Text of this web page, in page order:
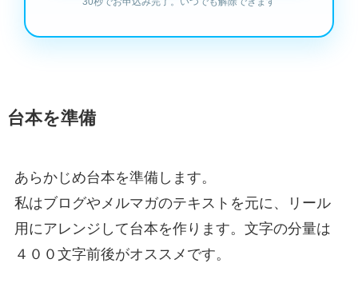
台本を準備
あらかじめ台本を準備します。
私はブログやメルマガのテキストを元に、リール
用にアレンジして台本を作ります。文字の分量は
４００文字前後がオススメです。